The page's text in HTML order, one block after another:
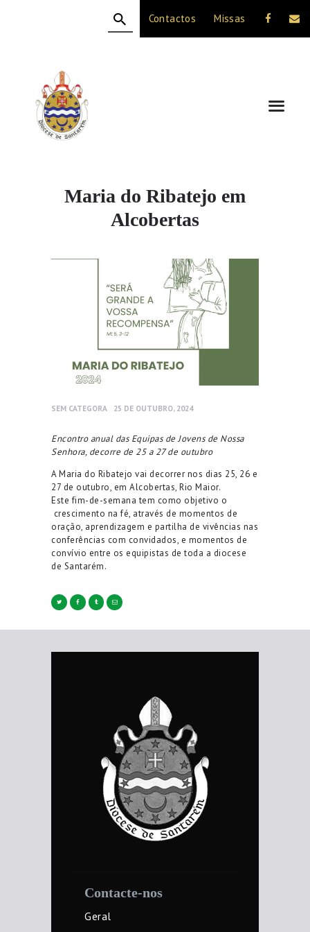
Contactos Missas
Maria do Ribatejo em
Alcobertas
A DIOCESE
CELEBRAÇÃO
VIDA CRISTÃ
NOTÍCIAS
SEM CATEGORA 25 DE OUTUBRO, 2024
Encontro anual das Equipas de Jovens de Nossa
Senhora, decorre de 25 a 27 de outubro
A Maria do Ribatejo vai decorrer nos dias 25, 26 e
27 de outubro, em Alcobertas, Rio Maior.
Este fim-de-semana tem como objetivo o
crescimento na fé, através de momentos de
oração, aprendizagem e partilha de vivências nas
conferências com convidados, e momentos de
convívio entre os equipistas de toda a diocese
de Santarém.
Contacte-nos
Geral